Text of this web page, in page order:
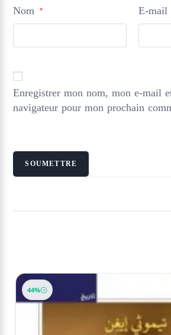
Nom * E-mail
Enregistrer mon nom, mon e-mail
navigateur pour mon prochain
44%